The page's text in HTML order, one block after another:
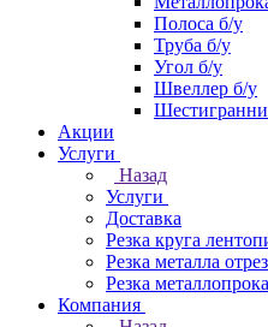
Полоса б/у
Труба б/у
Угол б/у
Швеллер б/у
Акции
Услуги
Назад
Услуги
Доставка
Резка круга
Резка металла
Резка
Компания